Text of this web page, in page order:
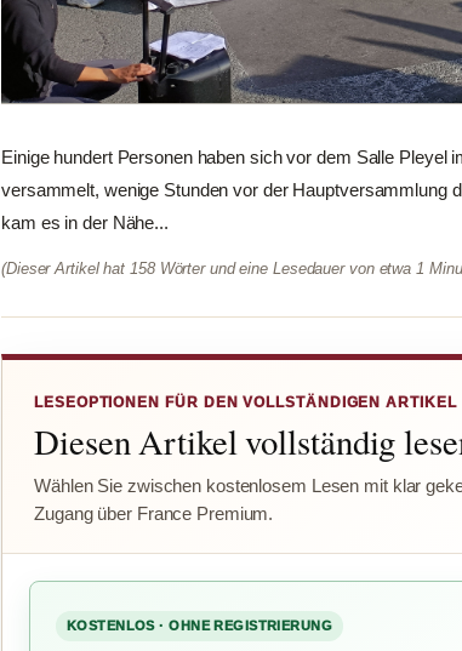
Einige hundert Personen haben sich vor dem Salle
versammelt, wenige Stunden vor der Hauptversammlung
kam es in der Nähe...
(Dieser Artikel hat 158 Wörter und eine Lesedauer von etwa 1
LESEOPTIONEN FÜR DEN VOLLSTÄNDIGEN ARTIKEL
Diesen Artikel vollständig
Wählen Sie zwischen kostenlosem Lesen mit klar
Zugang über France Premium.
KOSTENLOS · OHNE REGISTRIERUNG